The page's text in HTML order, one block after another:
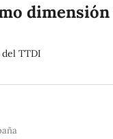
TTDI